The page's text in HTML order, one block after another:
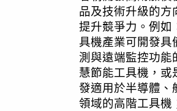
品及技術升級的方
提升競爭力。例如
具機產業可開發具
測與遠端監控功能
慧節能工具機，或
發適用於半導體、
領域的高階工具機